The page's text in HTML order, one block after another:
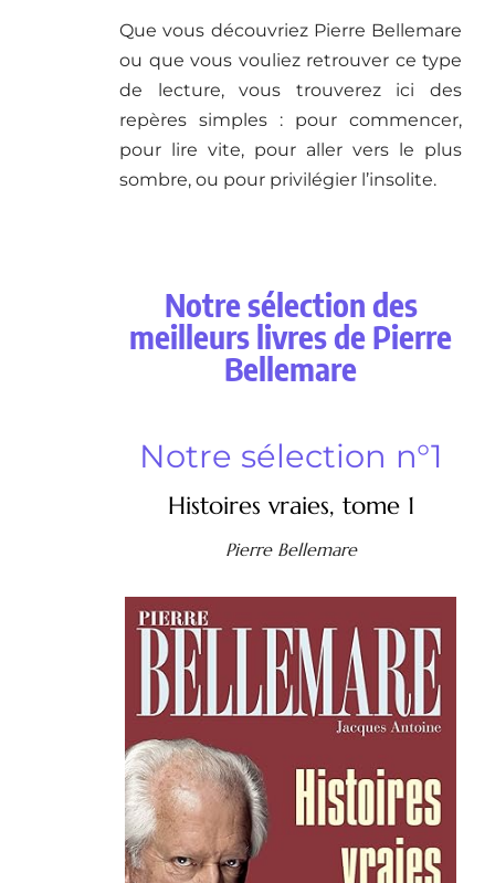
Que vous découvriez Pierre Bellemare
ou que vous vouliez retrouver ce type
de lecture, vous trouverez ici des
repères simples : pour commencer,
pour lire vite, pour aller vers le plus
sombre, ou pour privilégier l’insolite.
Notre sélection des
meilleurs livres de Pierre
Bellemare
Notre sélection n°1
Histoires vraies, tome 1
Pierre Bellemare